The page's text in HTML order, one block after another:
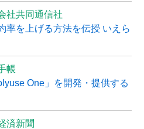
社共同通信社
率を上げる方法を伝授 いえら
帳
One」を開発・提供する
済新聞